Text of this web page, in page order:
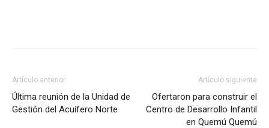
Artículo anterior
Última reunión de la Unidad de
Gestión del Acuífero Norte
Artículo siguiente
Ofertaron para construir el
Centro de Desarrollo Infantil
en Quemú Quemú